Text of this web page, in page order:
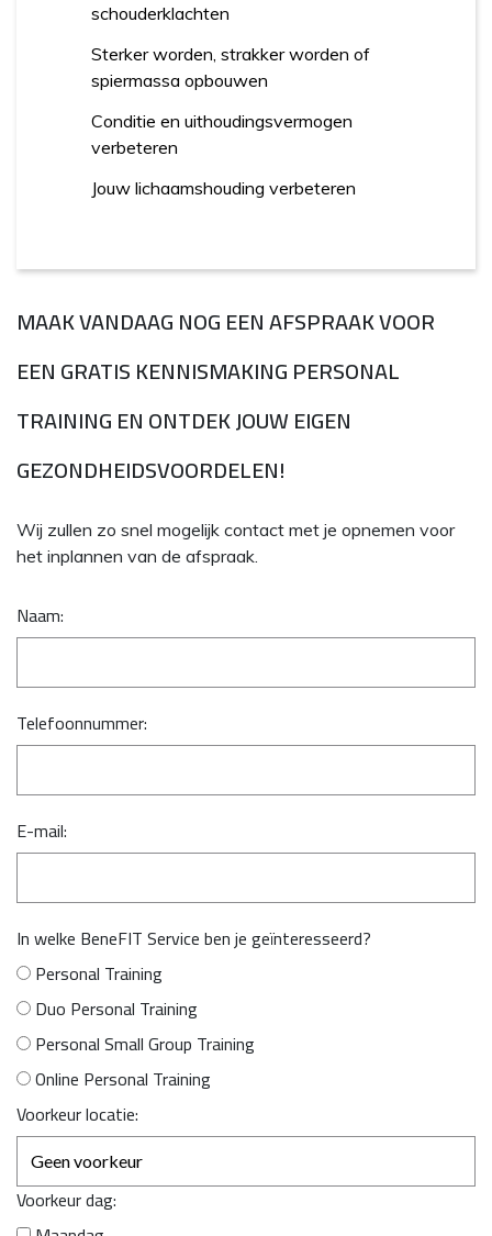
schouderklachten
Sterker worden, strakker worden of
spiermassa opbouwen
Conditie en uithoudingsvermogen
verbeteren
Jouw lichaamshouding verbeteren
MAAK VANDAAG NOG EEN AFSPRAAK VOOR
EEN GRATIS KENNISMAKING PERSONAL
TRAINING EN ONTDEK JOUW EIGEN
GEZONDHEIDSVOORDELEN!
Wij zullen zo snel mogelijk contact met je opnemen voor
het inplannen van de afspraak.
Naam:
Telefoonnummer:
E-mail:
In welke BeneFIT Service ben je geïnteresseerd?
Personal Training
Duo Personal Training
Personal Small Group Training
Online Personal Training
Voorkeur locatie:
Voorkeur dag: